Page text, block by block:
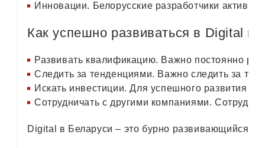
Инновации. Белорусские разработчики
Как успешно развиваться в Digital в
Развивать квалификацию. Важно постоянно
Следить за тенденциями. Важно следить за
Искать инвестиции. Для успешного развития
Сотрудничать с другими компаниями.
Digital в Беларуси – это бурно развивающийся